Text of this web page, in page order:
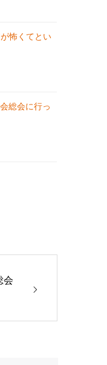
怖くてとい
総会に行っ
会